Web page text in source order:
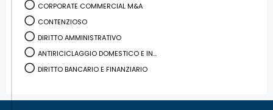
CORPORATE COMMERCIAL M&A
CONTENZIOSO
DIRITTO AMMINISTRATIVO
ANTIRICICLAGGIO DOMESTICO E IN...
DIRITTO BANCARIO E FINANZIARIO